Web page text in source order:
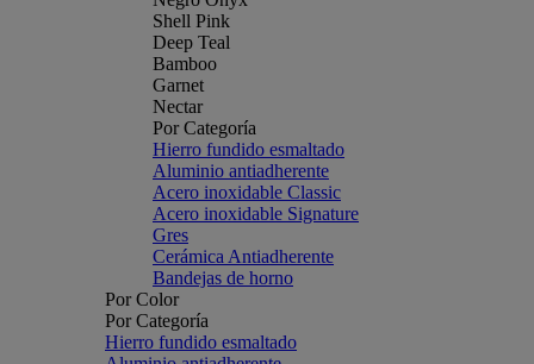
Shell Pink
Deep Teal
Bamboo
Garnet
Nectar
Por Categoría
Hierro fundido esmaltado
Aluminio antiadherente
Acero inoxidable Classic
Acero inoxidable Signature
Gres
Cerámica Antiadherente
Bandejas de horno
Por Color
Por Categoría
Hierro fundido esmaltado